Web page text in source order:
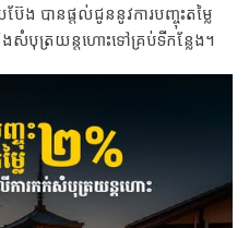
ង បានផ្តល់ជូននូវការបញ្ចុះតម្លៃ
សំបុត្រយន្តហោះទៅគ្រប់ទីកន្លែង។